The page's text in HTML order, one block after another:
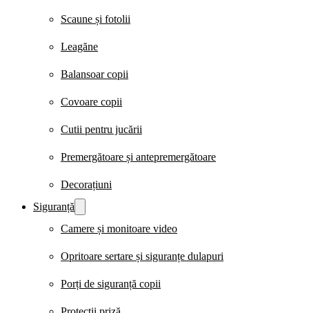
Scaune și fotolii
Leagăne
Balansoar copii
Covoare copii
Cutii pentru jucării
Premergătoare și antepremergătoare
Decorațiuni
Siguranță
Camere și monitoare video
Opritoare sertare și siguranțe dulapuri
Porți de siguranță copii